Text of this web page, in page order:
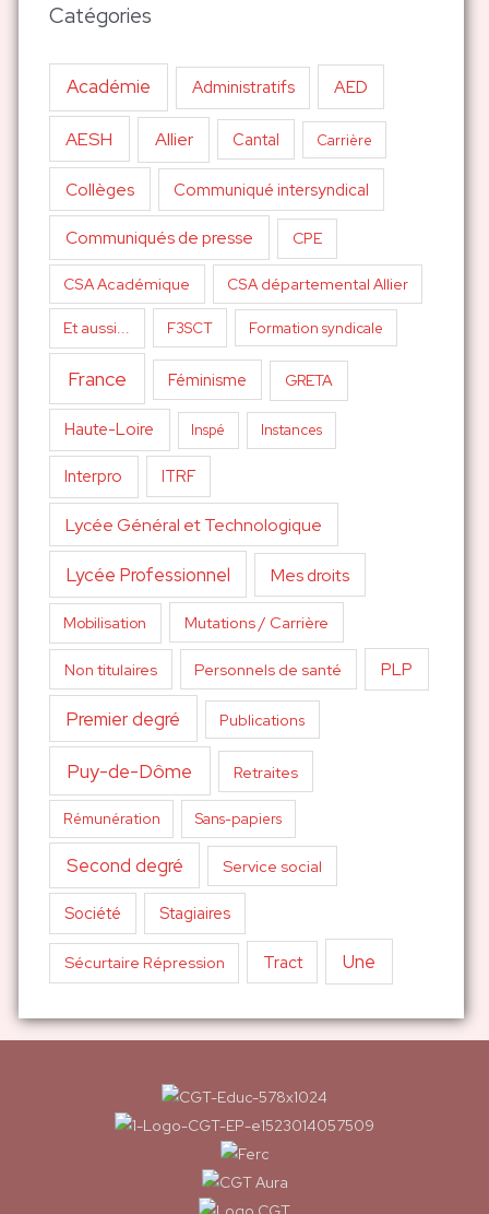
Catégories
Académie Administratifs AED
AESH Allier Cantal Carrière
Collèges Communiqué intersyndical
Communiqués de presse CPE
CSA Académique CSA départemental Allier
Et aussi... F3SCT Formation syndicale
France Féminisme GRETA
Haute-Loire Inspé Instances
Interpro ITRF
Lycée Général et Technologique
Lycée Professionnel Mes droits
Mobilisation Mutations / Carrière
Non titulaires Personnels de santé PLP
Premier degré Publications
Puy-de-Dôme Retraites
Rémunération Sans-papiers
Second degré Service social
Société Stagiaires
Sécurtaire Répression Tract Une